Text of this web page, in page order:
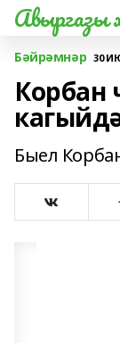
Авыргазы
Бәйрәмнәр 30
Корбан
Быел